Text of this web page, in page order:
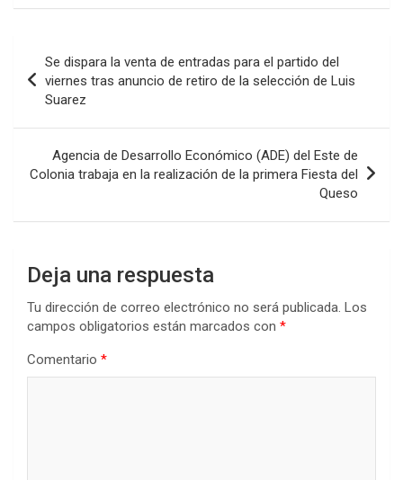
ce
o
o
k
tt at
A
p
ke
n
m
ar
de
entradas
Se dispara la venta de entradas para el partido del
viernes tras anuncio de retiro de la selección de Luis
Suarez
Agencia de Desarrollo Económico (ADE) del Este de
Colonia trabaja en la realización de la primera Fiesta del
Queso
Deja una respuesta
Tu dirección de correo electrónico no será publicada. Los
campos obligatorios están marcados con *
Comentario *